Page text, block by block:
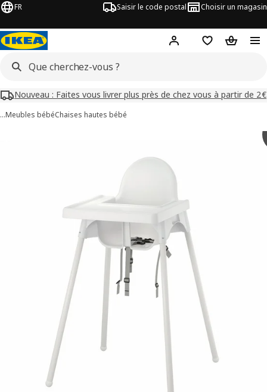
FR Saisir le code postal Choisir un magasin
Mon compteFavorisPanier
Nouveau : Faites vous livrer plus près de chez vous à partir de 2€
…Meubles bébéChaises hautes bébé